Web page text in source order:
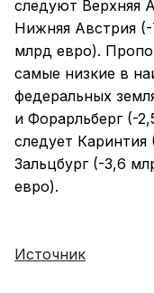
следуют Верхняя
Нижняя Австрия
млрд евро).
самые низкие в
федеральных
и Форарльберг (-
следует
Зальцбург (-3,6
евро).
Источник